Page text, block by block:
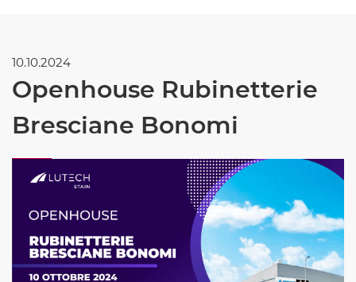
10.10.2024
Openhouse Rubinetterie
Bresciane Bonomi